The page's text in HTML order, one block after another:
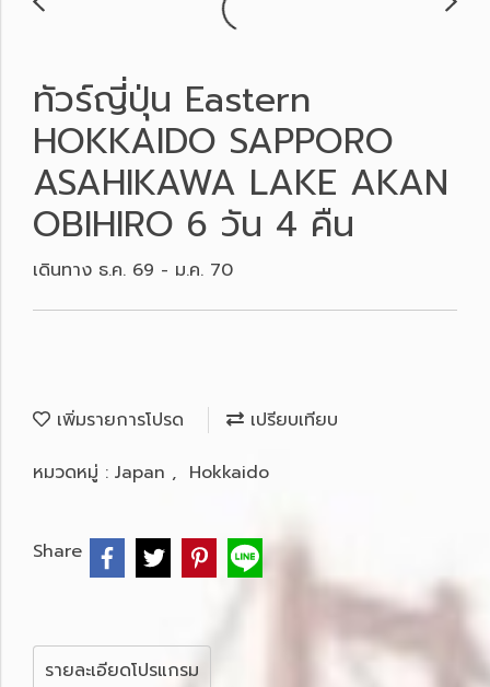
ทัวร์ญี่ปุ่น Eastern
HOKKAIDO SAPPORO
ASAHIKAWA LAKE AKAN
OBIHIRO 6 วัน 4 คืน
เดินทาง ธ.ค. 69 - ม.ค. 70
เพิ่มรายการโปรด
เปรียบเทียบ
หมวดหมู่ : Japan , Hokkaido
Share
รายละเอียดโปรแกรม